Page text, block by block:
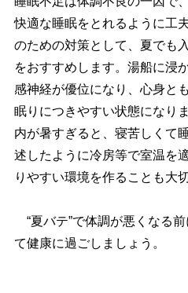
快適な睡眠をとれるように工
のための対策として、夏でも
をおすすめします。湯船に浸
感神経が優位になり、心身と
眠りにつきやすい状態になり
内が暑すぎると、寝苦しくて
述したように冷房等で室温を
りやすい環境を作ることも大
“夏バテ”で体調が悪くなる
て健康に過ごしましょう。